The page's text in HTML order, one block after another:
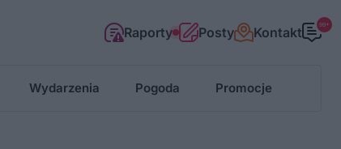
Raporty Posty Kontakt 99+
Wydarzenia Pogoda Promocje